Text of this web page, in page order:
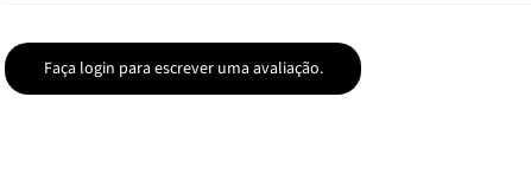
Faça login para escrever uma avaliação.